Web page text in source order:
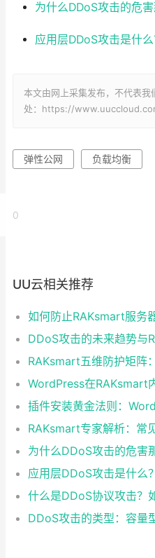
为什么DDoS攻击的危害
应用层DDoS攻击是什
本文由网上采集发布，不代表
处：https://
弹性公网 负载均衡
0
UU云相关推荐
为什么DDoS攻击的危害
应用层DDoS攻击是什么
什么是DDoS协议攻击？
DDoS攻击的类型：容量